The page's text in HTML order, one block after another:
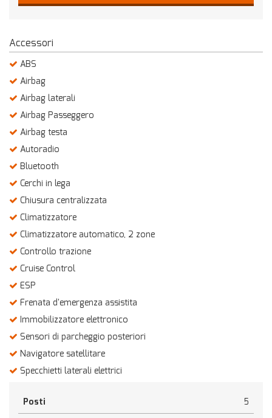
Accessori
ABS
Airbag
Airbag laterali
Airbag Passeggero
Airbag testa
Autoradio
Bluetooth
Cerchi in lega
Chiusura centralizzata
Climatizzatore
Climatizzatore automatico, 2 zone
Controllo trazione
Cruise Control
ESP
Frenata d'emergenza assistita
Immobilizzatore elettronico
Sensori di parcheggio posteriori
Navigatore satellitare
Specchietti laterali elettrici
Posti
5
impostazioni